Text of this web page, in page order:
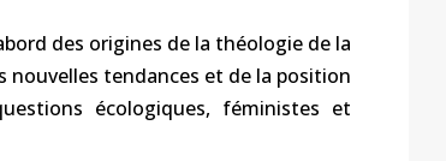
des origines de la théologie de la
nouvelles tendances et de la position
écologiques, féministes et